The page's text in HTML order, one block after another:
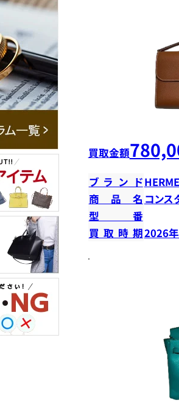
買取金額
ブランド
商品名 コンス
型番
買取時期2026